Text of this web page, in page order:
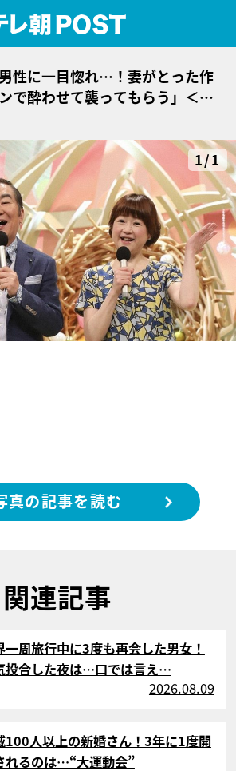
性に一目惚れ…！妻がとった作
で酔わせて襲ってもらう」＜新
1/1
真の記事を読む
関連記事
ル
一周旅行中に3度も再会した男女！
投合した夜は…口では言え…
2026.08.09
ル
100人以上の新婚さん！3年に1度開
れるのは…“大運動会”